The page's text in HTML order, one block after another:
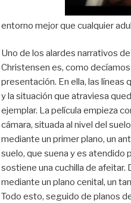
entorno mejor que cualquier
Uno de los alardes narrativos
Christensen es, como
presentación. En ella, las líneas
y la situación que atraviesa
ejemplar. La película empieza
cámara, situada al nivel del
mediante un primer plano, un
suelo, que suena y es atendido
sostiene una cuchilla de afeitar.
mediante un plano cenital, un
Todo esto, seguido de planos